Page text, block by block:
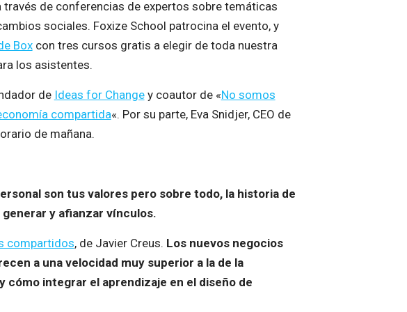
través de conferencias de expertos sobre temáticas
sociales. Foxize School patrocina el evento, y
Boxcon tres cursos gratis a elegir de toda nuestra
los asistentes.
de Ideas for Changey coautor de «No somos
compartida«. Por su parte, Eva Snidjer, CEO de
de mañana.
son tus valores pero sobre todo, la historia de
y afianzar vínculos.
compartidos, de Javier Creus. Los nuevos negocios
a una velocidad muy superior a la de la
integrar el aprendizaje en el diseño de